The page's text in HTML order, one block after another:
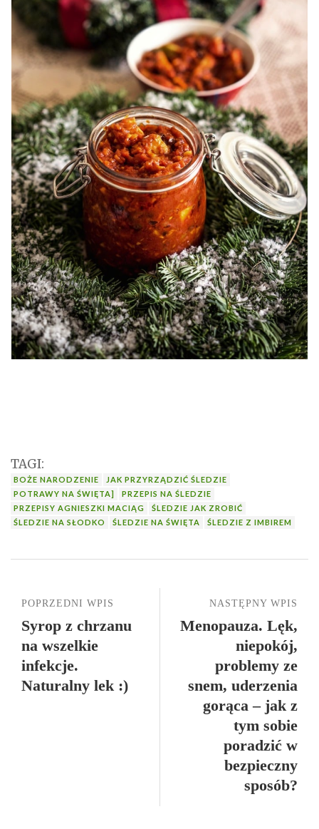
TAGI:
BOŻE NARODZENIE
JAK PRZYRZĄDZIĆ ŚLEDZIE
POTRAWY NA ŚWIĘTA]
PRZEPIS NA ŚLEDZIE
PRZEPISY AGNIESZKI MACIĄG
ŚLEDZIE JAK ZROBIĆ
ŚLEDZIE NA SŁODKO
ŚLEDZIE NA ŚWIĘTA ŚLEDZIE Z IMBIREM
NASTĘPNY WPIS
Menopauza. Lęk,
niepokój,
problemy ze
snem, uderzenia
gorąca – jak z
tym sobie
poradzić w
bezpieczny
sposób?
POPRZEDNI WPIS
Syrop z chrzanu
na wszelkie
infekcje.
Naturalny lek :)